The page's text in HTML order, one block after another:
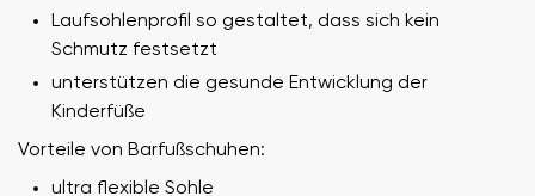
Laufsohlenprofil so gestaltet, dass sich kein
Schmutz festsetzt
unterstützen die gesunde Entwicklung der
Kinderfüße
Vorteile von Barfußschuhen:
ultra flexible Sohle